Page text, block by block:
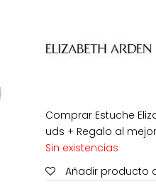
Comprar Estuche
uds + Regalo al
Sin existencias
Añadir producto